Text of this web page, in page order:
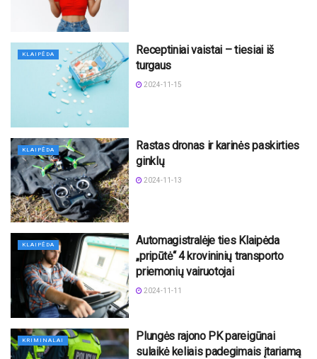
KLAIPĖDA
Receptiniai vaistai – tiesiai iš
turgaus
2024-11-15
KLAIPĖDA
Rastas dronas ir karinės paskirties
ginklų
2024-11-13
KLAIPĖDA
Automagistralėje ties Klaipėda
„pripūtė“ 4 krovininių transporto
priemonių vairuotojai
2024-11-11
KRIMINALAI
Plungės rajono PK pareigūnai
sulaikė keliais padegimais įtariamą